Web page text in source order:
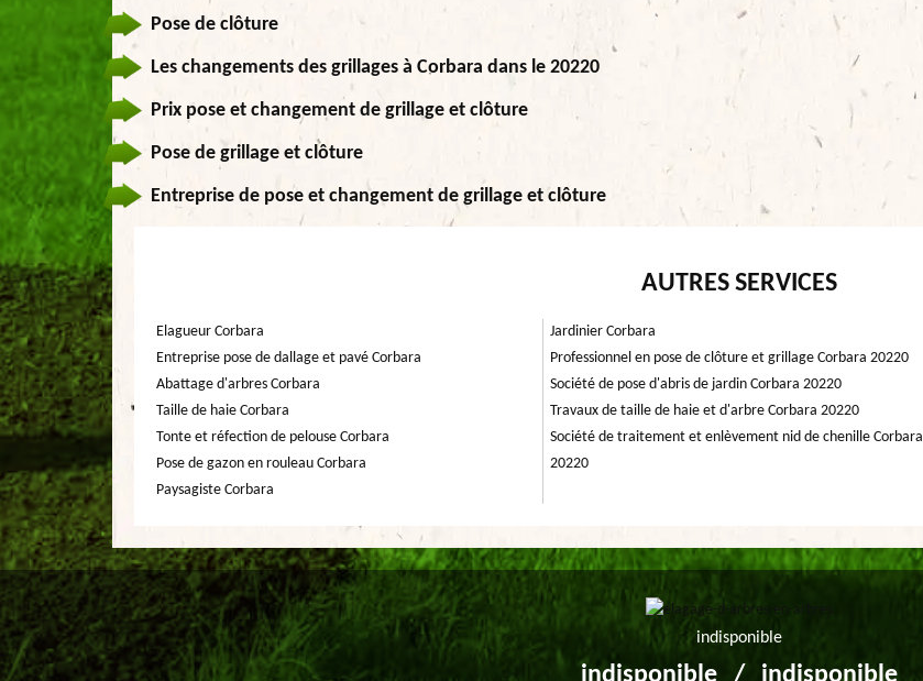
Pose de clôture
Les changements des grillages à Corbara dans le 20220
Prix pose et changement de grillage et clôture
Pose de grillage et clôture
Entreprise de pose et changement de grillage et clôture
AUTRES SERVICES
Elagueur Corbara
Entreprise pose de dallage et pavé Corbara
Abattage d'arbres Corbara
Taille de haie Corbara
Tonte et réfection de pelouse Corbara
Pose de gazon en rouleau Corbara
Paysagiste Corbara
Jardinier Corbara
Professionnel en pose de clôture et grillage Corbara 20220
Société de pose d'abris de jardin Corbara 20220
Travaux de taille de haie et d'arbre Corbara 20220
Société de traitement et enlèvement nid de chenille Corbara
20220
indisponible
indisponible / indisponible